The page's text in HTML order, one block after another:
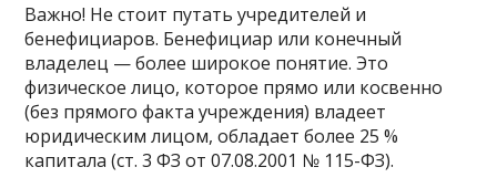
Важно! Не стоит путать учредителей и
бенефициаров. Бенефициар или конечный
владелец — более широкое понятие. Это
физическое лицо, которое прямо или косвенно
(без прямого факта учреждения) владеет
юридическим лицом, обладает более 25 %
капитала (ст. 3 ФЗ от 07.08.2001 № 115-ФЗ).